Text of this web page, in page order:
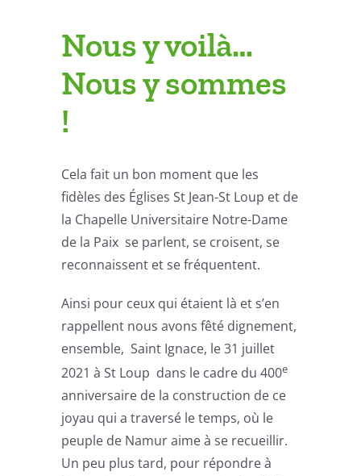
Nous y voilà…
Nous y sommes
!
Cela fait un bon moment que les
fidèles des Églises St Jean-St Loup et de
la Chapelle Universitaire Notre-Dame
de la Paix se parlent, se croisent, se
reconnaissent et se fréquentent.
Ainsi pour ceux qui étaient là et s’en
rappellent nous avons fêté dignement,
ensemble, Saint Ignace, le 31 juillet
2021 à St Loup dans le cadre du 400e
anniversaire de la construction de ce
joyau qui a traversé le temps, où le
peuple de Namur aime à se recueillir.
Un peu plus tard, pour répondre à